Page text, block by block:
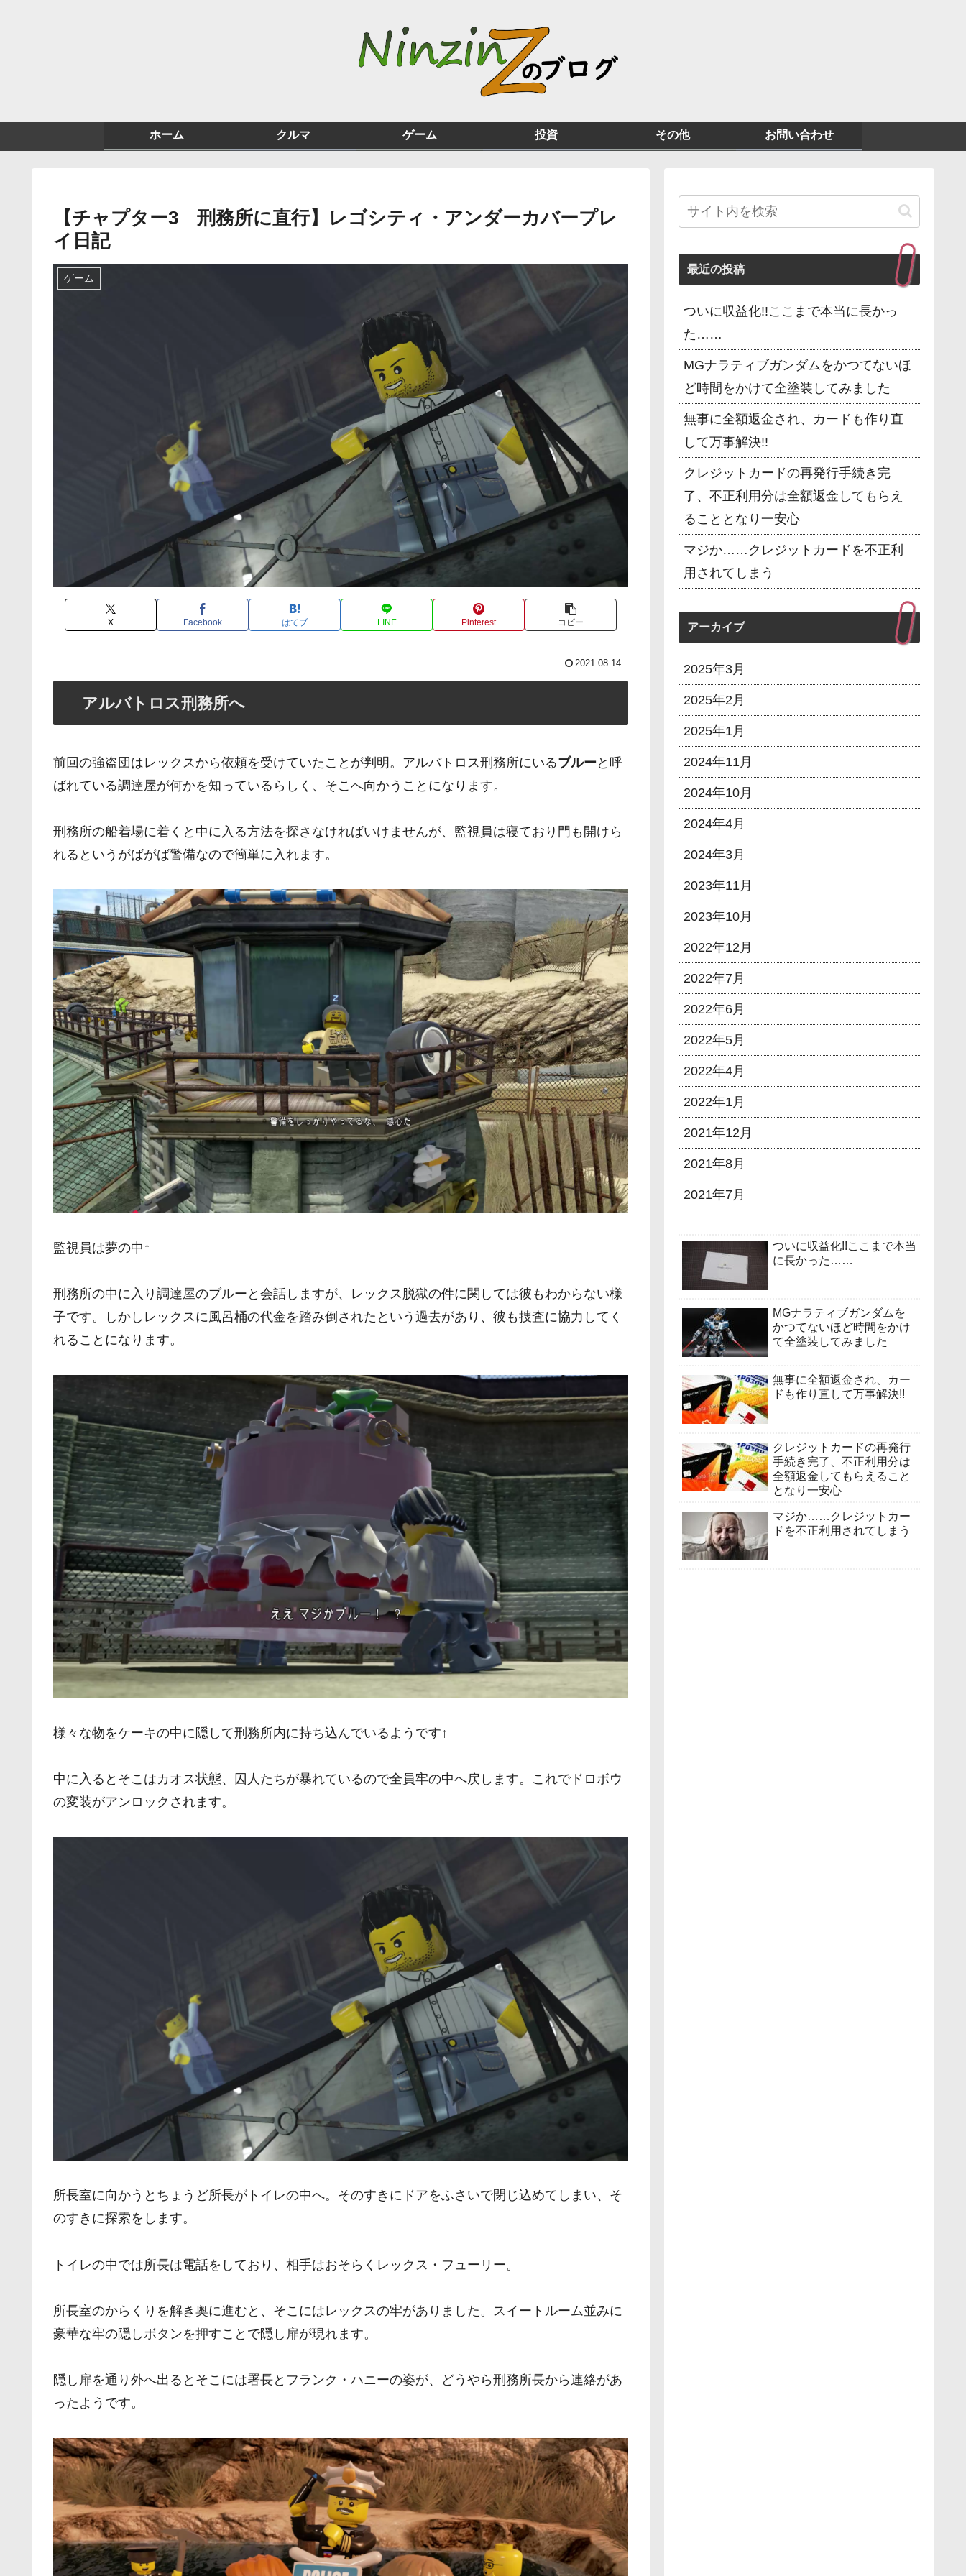
ホーム クルマ ゲーム 投資 その他 お問い合わせ
【チャプター3 刑務所に直行】レゴシティ・アンダーカバープレ
イ日記
ゲーム
X Facebook はてブ LINE Pinterest コピー
2021.08.14
アルバトロス刑務所へ
前回の強盗団はレックスから依頼を受けていたことが判明。アルバトロス刑務所にいるブルーと呼
ばれている調達屋が何かを知っているらしく、そこへ向かうことになります。
刑務所の船着場に着くと中に入る方法を探さなければいけませんが、監視員は寝ており門も開けら
れるというがばがば警備なので簡単に入れます。
監視員は夢の中↑
刑務所の中に入り調達屋のブルーと会話しますが、レックス脱獄の件に関しては彼もわからない様
子です。しかしレックスに風呂桶の代金を踏み倒されたという過去があり、彼も捜査に協力してく
れることになります。
様々な物をケーキの中に隠して刑務所内に持ち込んでいるようです↑
中に入るとそこはカオス状態、囚人たちが暴れているので全員牢の中へ戻します。これでドロボウ
の変装がアンロックされます。
所長室に向かうとちょうど所長がトイレの中へ。そのすきにドアをふさいで閉じ込めてしまい、そ
のすきに探索をします。
トイレの中では所長は電話をしており、相手はおそらくレックス・フューリー。
所長室のからくりを解き奥に進むと、そこにはレックスの牢がありました。スイートルーム並みに
豪華な牢の隠しボタンを押すことで隠し扉が現れます。
隠し扉を通り外へ出るとそこには署長とフランク・ハニーの姿が、どうやら刑務所長から連絡があ
ったようです。
最近の投稿
ついに収益化!!ここまで本当に長かっ
た……
MGナラティブガンダムをかつてないほ
ど時間をかけて全塗装してみました
無事に全額返金され、カードも作り直
して万事解決!!
クレジットカードの再発行手続き完
了、不正利用分は全額返金してもらえ
ることとなり一安心
マジか……クレジットカードを不正利
用されてしまう
アーカイブ
2025年3月
2025年2月
2025年1月
2024年11月
2024年10月
2024年4月
2024年3月
2023年11月
2023年10月
2022年12月
2022年7月
2022年6月
2022年5月
2022年4月
2022年1月
2021年12月
2021年8月
2021年7月
ついに収益化!!ここまで本当
に長かった……
MGナラティブガンダムを
かつてないほど時間をかけ
て全塗装してみました
無事に全額返金され、カー
ドも作り直して万事解決!!
クレジットカードの再発行
手続き完了、不正利用分は
全額返金してもらえること
となり一安心
マジか……クレジットカー
ドを不正利用されてしまう